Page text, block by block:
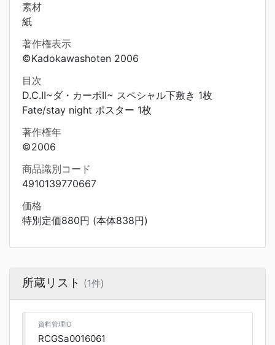
素材
紙
著作権表示
©Kadokawashoten 2006
目次
D.C.II~ダ・カーポII~ スペシャル下敷き 1枚
Fate/stay night ポスター 1枚
著作権年
©2006
商品識別コード
4910139770667
価格
特別定価880円 (本体838円)
所蔵リスト (1件)
資料管理ID
RCGSa0016061